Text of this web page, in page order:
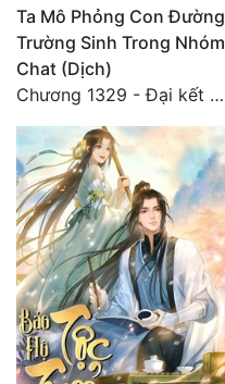
Ta Mô Phỏng Con Đường
Trường Sinh Trong Nhóm
Chat (Dịch)
Chương 1329 - Đại kết cục